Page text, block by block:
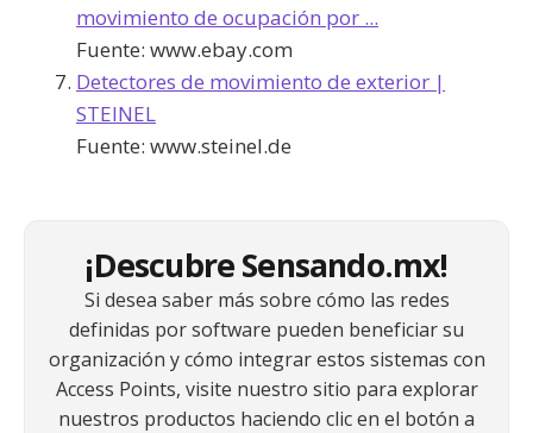
movimiento de ocupación por ...
Fuente: www.ebay.com
Detectores de movimiento de exterior |
STEINEL
Fuente: www.steinel.de
¡Descubre Sensando.mx!
Si desea saber más sobre cómo las redes
definidas por software pueden beneficiar su
organización y cómo integrar estos sistemas con
Access Points, visite nuestro sitio para explorar
nuestros productos haciendo clic en el botón a